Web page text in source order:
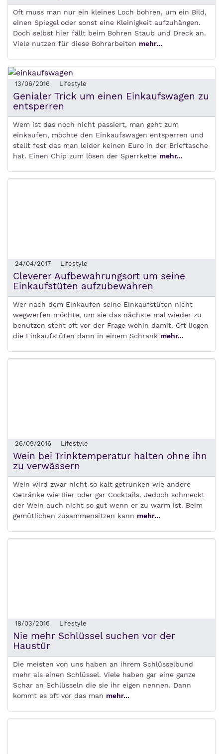
Oft muss man nur ein kleines Loch bohren, um ein Bild,
einen Spiegel oder sonst eine Kleinigkeit aufzuhängen.
Doch selbst hier fällt beim Bohren Staub und Dreck an.
Viele nutzen für diese Bohrarbeiten mehr...
13/06/2016 Lifestyle
Genialer Trick um einen Einkaufswagen zu
entsperren
Wem ist das noch nicht passiert, man geht zum
einkaufen, möchte den Einkaufswagen entsperren und
stellt fest das man leider keinen Euro in der Brieftasche
hat. Einen Chip zum lösen der Sperrkette mehr...
24/04/2017 Lifestyle
Cleverer Aufbewahrungsort um seine
Einkaufstüten aufzubewahren
Wer nach dem Einkaufen seine Einkaufstüten nicht
wegwerfen möchte, um sie das nächste mal wieder zu
benutzen steht oft vor der Frage wohin damit. Oft liegen
die Einkaufstüten dann in einem Schrank mehr...
26/09/2016 Lifestyle
Wein bei Trinktemperatur halten ohne ihn
zu verwässern
Wein wird zwar nicht so kalt getrunken wie andere
Getränke wie Bier oder gar Cocktails. Jedoch schmeckt
der Wein auch nicht so gut wenn er zu warm ist. Beim
gemütlichen zusammensitzen kann mehr...
18/03/2016 Lifestyle
Nie mehr Schlüssel suchen vor der
Haustür
Die meisten von uns haben an ihrem Schlüsselbund
mehr als einen Schlüssel. Viele haben gar eine ganze
Schar an Schlüsseln die sie ihr eigen nennen. Dann
kommt es oft vor das man mehr...